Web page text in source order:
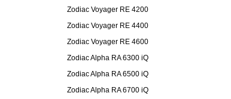
Zodiac Voyager RE 4200
Zodiac Voyager RE 4400
Zodiac Voyager RE 4600
Zodiac Alpha RA 6300 iQ
Zodiac Alpha RA 6500 iQ
Zodiac Alpha RA 6700 iQ